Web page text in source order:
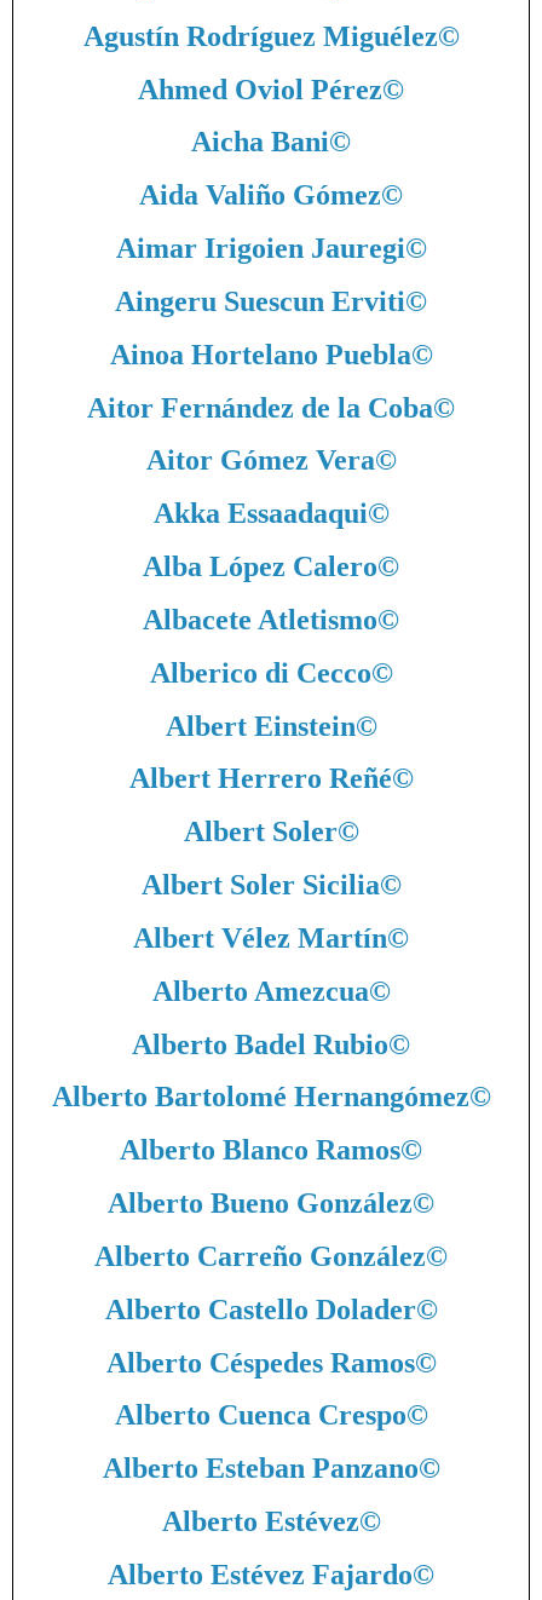
Agustín Rodríguez Miguélez©
Ahmed Oviol Pérez©
Aicha Bani©
Aida Valiño Gómez©
Aimar Irigoien Jauregi©
Aingeru Suescun Erviti©
Ainoa Hortelano Puebla©
Aitor Fernández de la Coba©
Aitor Gómez Vera©
Akka Essaadaqui©
Alba López Calero©
Albacete Atletismo©
Alberico di Cecco©
Albert Einstein©
Albert Herrero Reñé©
Albert Soler©
Albert Soler Sicilia©
Albert Vélez Martín©
Alberto Amezcua©
Alberto Badel Rubio©
Alberto Bartolomé Hernangómez©
Alberto Blanco Ramos©
Alberto Bueno González©
Alberto Carreño González©
Alberto Castello Dolader©
Alberto Céspedes Ramos©
Alberto Cuenca Crespo©
Alberto Esteban Panzano©
Alberto Estévez©
Alberto Estévez Fajardo©